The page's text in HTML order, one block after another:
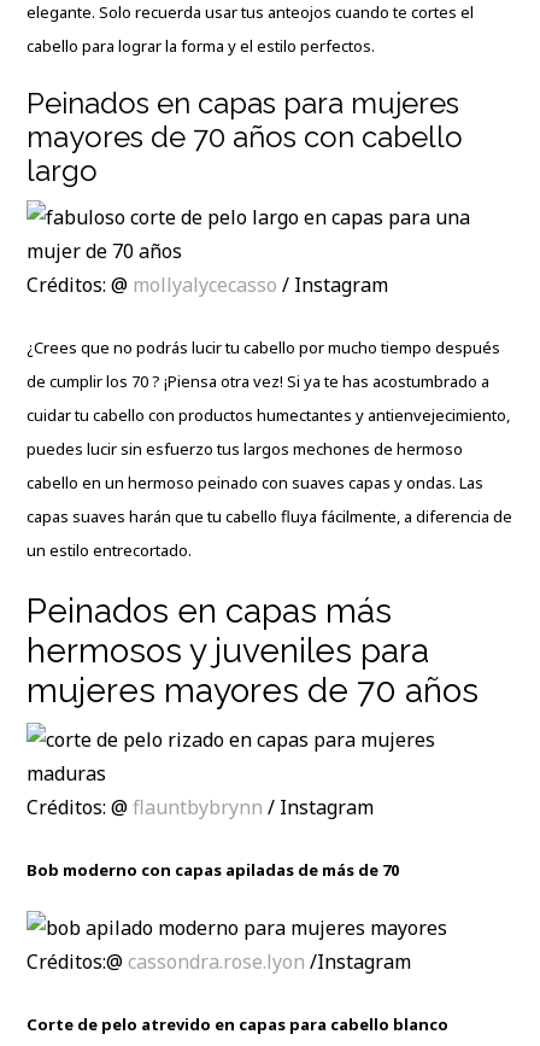
elegante. Solo recuerda usar tus anteojos cuando te cortes el
cabello para lograr la forma y el estilo perfectos.
Peinados en capas para mujeres
mayores de 70 años con cabello
largo
Créditos: @ mollyalycecasso / Instagram
¿Crees que no podráslucir tu cabello por mucho tiempo después
de cumplir los 70? ¡Piensa otra vez! Si ya te has acostumbrado a
cuidar tu cabello con productos humectantes y antienvejecimiento,
puedes lucir sin esfuerzo tus largos mechones de hermoso
cabello en un hermoso peinado con suaves capas y ondas. Las
capas suaves harán que tu cabello fluya fácilmente, a diferencia de
un estilo entrecortado.
Peinados en capas más
hermosos y juveniles para
mujeres mayores de 70 años
Créditos: @flauntbybrynn / Instagram
Bob moderno con capas apiladas de más de 70
Créditos:@cassondra.rose.lyon /Instagram
Corte de pelo atrevido en capas para cabello blanco